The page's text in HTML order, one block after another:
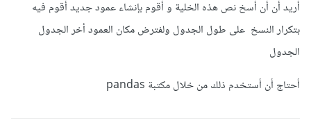
أريد أن أن أسخ نص هذه الخلية و أقوم بإنشاء عمود جديد أقوم فيه
بتكرار النسخ على طول الجدول ولفترض مكان العمود أخر الجدول
الجدول
أحتاج أن أستخدم ذلك من خلال مكتبة pandas